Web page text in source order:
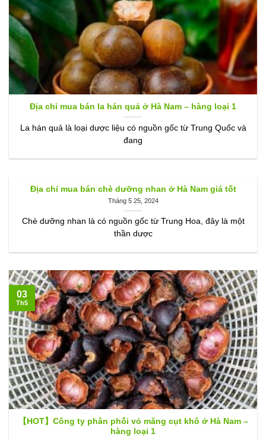
Địa chỉ mua bán la hán quả ở Hà Nam – hàng loại 1
La hán quả là loại dược liệu có nguồn gốc từ Trung Quốc và
đang
Địa chỉ mua bán chè dưỡng nhan ở Hà Nam giá tốt
Tháng 5 25, 2024
Chè dưỡng nhan là có nguồn gốc từ Trung Hoa, đây là một
thần dược
【HOT】Công ty phân phối vỏ măng cụt khô ở Hà Nam –
hàng loại 1
03
Th5